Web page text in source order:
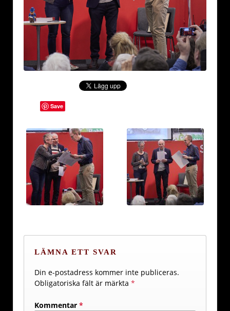
Save
LÄMNA ETT SVAR
Din e-postadress kommer inte publiceras.
Obligatoriska fält är märkta *
Kommentar *